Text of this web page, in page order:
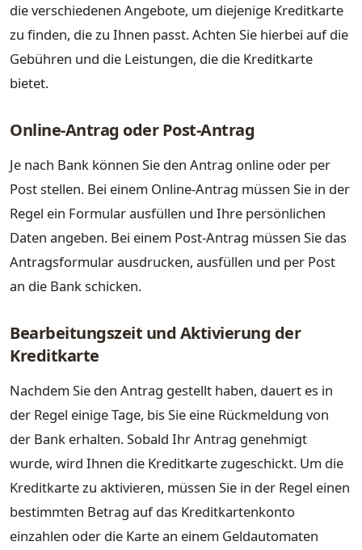
die verschiedenen Angebote, um diejenige Kreditkarte
zu finden, die zu Ihnen passt. Achten Sie hierbei auf die
Gebühren und die Leistungen, die die Kreditkarte
bietet.
Online-Antrag oder Post-Antrag
Je nach Bank können Sie den Antrag online oder per
Post stellen. Bei einem Online-Antrag müssen Sie in der
Regel ein Formular ausfüllen und Ihre persönlichen
Daten angeben. Bei einem Post-Antrag müssen Sie das
Antragsformular ausdrucken, ausfüllen und per Post
an die Bank schicken.
Bearbeitungszeit und Aktivierung der
Kreditkarte
Nachdem Sie den Antrag gestellt haben, dauert es in
der Regel einige Tage, bis Sie eine Rückmeldung von
der Bank erhalten. Sobald Ihr Antrag genehmigt
wurde, wird Ihnen die Kreditkarte zugeschickt. Um die
Kreditkarte zu aktivieren, müssen Sie in der Regel einen
bestimmten Betrag auf das Kreditkartenkonto
einzahlen oder die Karte an einem Geldautomaten